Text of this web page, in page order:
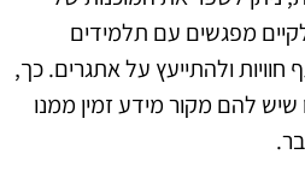
מפגשים עם תלמידים
ולהתייעץ על אתגרים. כך,
להם מקור מידע זמין ממנו